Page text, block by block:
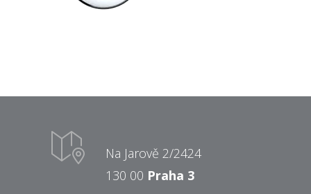
Na Jarově 2/2424
130 00 Praha 3